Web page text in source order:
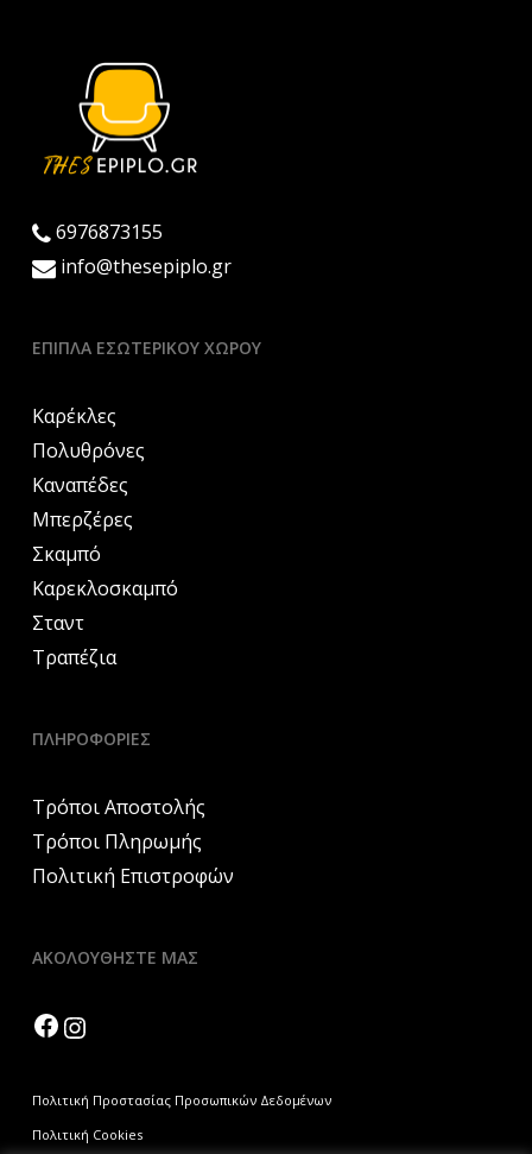
6976873155
info@thesepiplo.gr
ΈΠΙΠΛΑ ΕΣΩΤΕΡΙΚΟΎ ΧΏΡΟΥ
Καρέκλες
Πολυθρόνες
Καναπέδες
Μπερζέρες
Σκαμπό
Καρεκλοσκαμπό
Σταντ
Τραπέζια
ΠΛΗΡΟΦΟΡΙΕΣ
Τρόποι Αποστολής
Τρόποι Πληρωμής
Πολιτική Επιστροφών
ΑΚΟΛΟΥΘΗΣΤΕ ΜΑΣ
Facebook
Πολιτική Προστασίας Προσωπικών Δεδομένων
Πολιτική Cookies